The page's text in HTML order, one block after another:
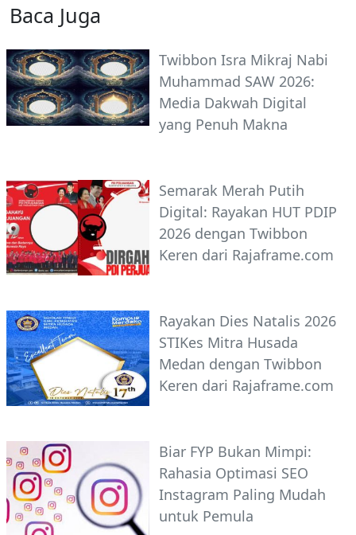
Baca Juga
Twibbon Isra Mikraj Nabi
Muhammad SAW 2026:
Media Dakwah Digital
yang Penuh Makna
Semarak Merah Putih
Digital: Rayakan HUT PDIP
2026 dengan Twibbon
Keren dari Rajaframe.com
Rayakan Dies Natalis 2026
STIKes Mitra Husada
Medan dengan Twibbon
Keren dari Rajaframe.com
Biar FYP Bukan Mimpi:
Rahasia Optimasi SEO
Instagram Paling Mudah
untuk Pemula